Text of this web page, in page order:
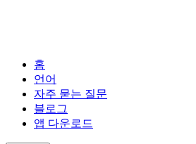
홈
언어
자주 묻는 질문
블로그
앱 다운로드